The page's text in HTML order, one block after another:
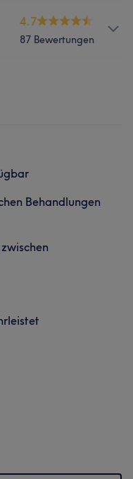
4.7
87 Bewertungen
Behandlungen